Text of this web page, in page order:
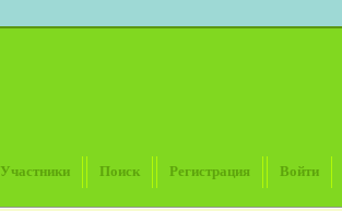
Участники Поиск Регистрация Войти